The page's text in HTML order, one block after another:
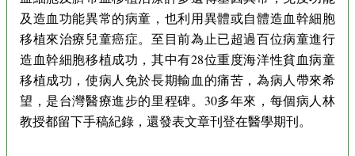
及造血功能異常的病童，也利用異體或自體造血幹細胞
移植來治療兒童癌症。至目前為止已超過百位病童進行
造血幹細胞移植成功，其中有28位重度海洋性貧血病童
移植成功，使病人免於長期輸血的痛苦，為病人帶來希
望，是台灣醫療進步的里程碑。30多年來，每個病人林
教授都留下手稿紀錄，還發表文章刊登在醫學期刊。